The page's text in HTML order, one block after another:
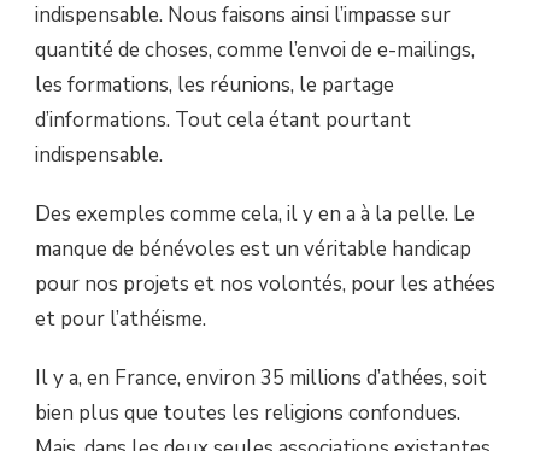
indispensable. Nous faisons ainsi l’impasse sur
quantité de choses, comme l’envoi de e-mailings,
les formations, les réunions, le partage
d’informations. Tout cela étant pourtant
indispensable.
Des exemples comme cela, il y en a à la pelle. Le
manque de bénévoles est un véritable handicap
pour nos projets et nos volontés, pour les athées
et pour l’athéisme.
Il y a, en France, environ 35 millions d’athées, soit
bien plus que toutes les religions confondues.